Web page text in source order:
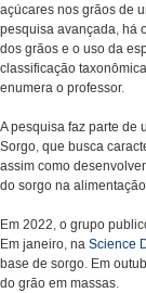
açúcares nos grãos de
pesquisa avançada, há
dos grãos e o uso da
classificação
enumera o professor.
A pesquisa faz parte de
Sorgo, que busca
assim como
do sorgo na
Em 2022, o grupo
Em janeiro, na Science
base de sorgo. Em
do grão em massas.